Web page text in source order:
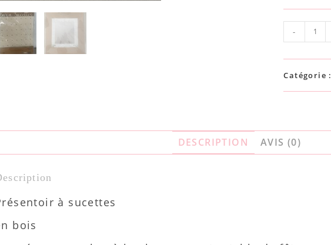
-
Catégorie :
DESCRIPTION AVIS (0)
à sucettes
bois